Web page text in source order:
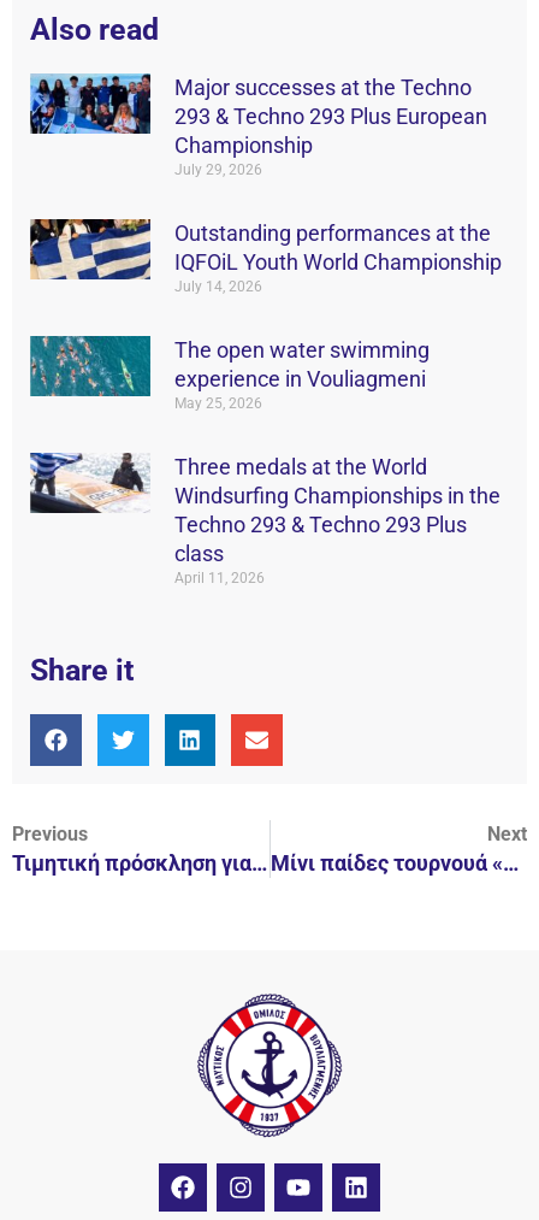
Also read
Major successes at the Techno
293 & Techno 293 Plus European
Championship
July 29, 2026
Outstanding performances at the
IQFOiL Youth World Championship
July 14, 2026
The open water swimming
experience in Vouliagmeni
May 25, 2026
Three medals at the World
Windsurfing Championships in the
Techno 293 & Techno 293 Plus
class
April 11, 2026
Share it
Previous
Τιμητική πρόσκληση για τον Χρήστο Αφρουδάκη
Next
Μίνι παίδες τουρνουά «Α. Χριστόπουλος»
F
a
I
n
Y
o
L
i